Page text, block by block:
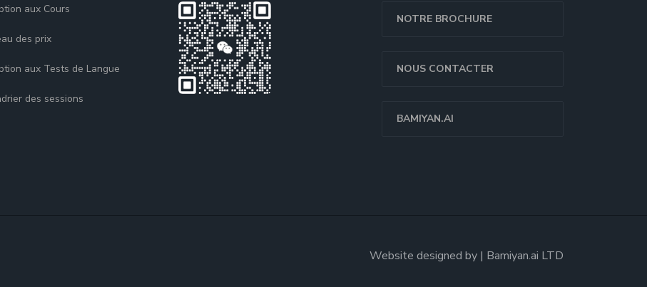
aux Cours
des prix
aux Tests de Langue
des sessions
NOTRE BROCHURE
NOUS CONTACTER
BAMIYAN.AI
Website designed by | Bamiyan.ai LTD